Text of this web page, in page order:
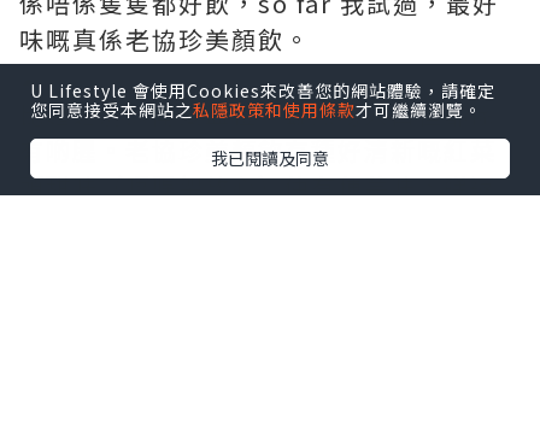
味嘅真係老協珍美顏飲。
比起之前飲開隻血橙，雖然易入口但都係
有啲腥。老協珍美顏飲有種好清新嘅紅菜
頭甜味（唔腥架放心）仲有種莓味，睇返
U Lifestyle 會使用Cookies來改善您的網站體驗，請確定
您同意接受本網站之私隱政策和使用條款才可繼續瀏覽。
我已閱讀及同意